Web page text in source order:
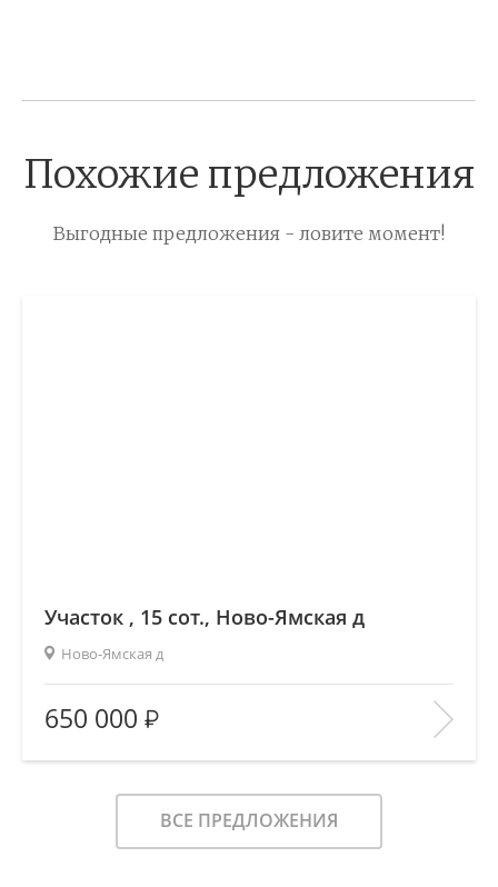
Похожие предложения
Выгодные предложения - ловите момент!
Участок , 15 сот., Ново-Ямская д
Ново-Ямская д
Площадь (общ/жил/кух), м2:
—/—/—
Количество комнат:
—
Этаж:
—/—
В ИЗБРАННОЕ
650 000
ВСЕ ПРЕДЛОЖЕНИЯ